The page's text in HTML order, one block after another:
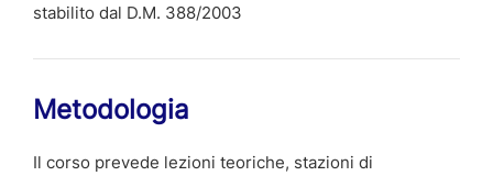
stabilito dal D.M. 388/2003
Metodologia
Il corso prevede lezioni teoriche, stazioni di